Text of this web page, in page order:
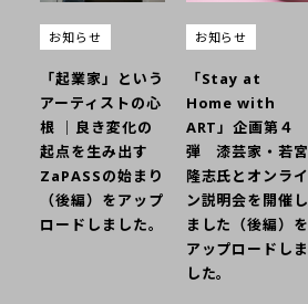
お知らせ
「起業家」という
アーティストの心
根 ｜良き変化の
起点を生み出す
ZaPASSの始まり
（後編）をアップ
ロードしました。
お知らせ
「Stay at
Home with
ART」企画第４
弾 漆芸家・若宮
隆志氏とオンライ
ン説明会を開催し
ました（後編）を
アップロードしま
した。